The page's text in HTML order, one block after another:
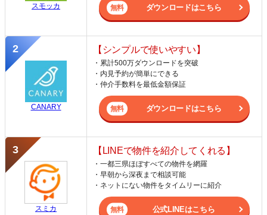
スモッカ ダウンロードはこちら
CANARY
【シンプルで使いやすい】
・累計500万ダウンロードを突破
・内見予約が簡単にできる
・仲介手数料を最低金額保証
ダウンロードはこちら
スミカ
【LINEで物件を紹介してくれる】
・一都三県ほぼすべての物件を網羅
・早朝から深夜まで相談可能
・ネットにない物件をタイムリーに紹介
公式LINEはこちら